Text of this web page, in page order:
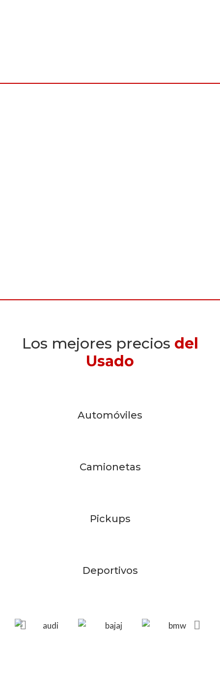
Los mejores precios del
Usado
Automóviles
Camionetas
Pickups
Deportivos